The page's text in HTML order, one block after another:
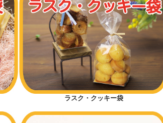
ラスク・クッキー袋